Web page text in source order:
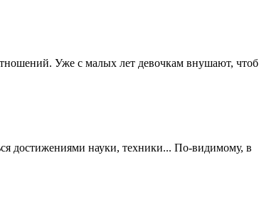
Уже с малых лет девочкам внушают, чтоб
достижениями науки, техники... По-видимому, в